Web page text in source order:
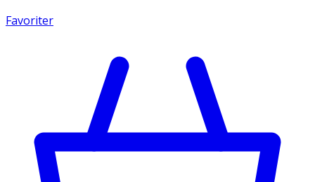
Favoriter